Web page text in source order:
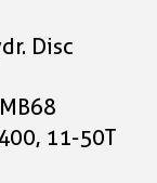
Disc
11-50T